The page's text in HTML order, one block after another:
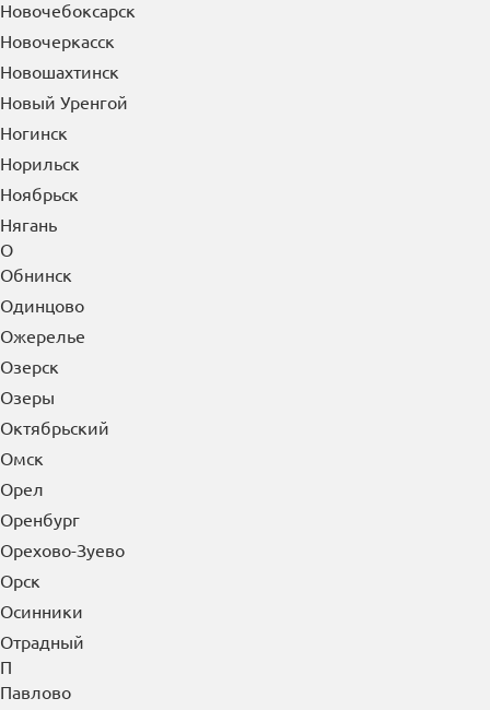
Новочебоксарск
Новочеркасск
Новошахтинск
Новый Уренгой
Ногинск
Норильск
Ноябрьск
Нягань
О
Обнинск
Одинцово
Ожерелье
Озерск
Озеры
Октябрьский
Омск
Орел
Оренбург
Орехово-Зуево
Орск
Осинники
Отрадный
П
Павлово